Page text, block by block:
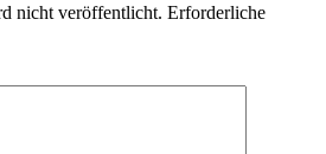
nicht veröffentlicht. Erforderliche